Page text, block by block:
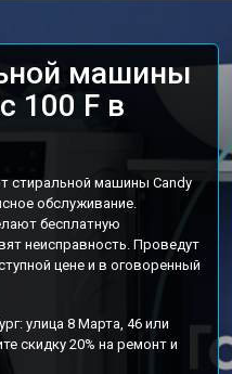
машины
100 F в
стиральной машины Candy
обслуживание.
бесплатную
неисправность. Проведут
цене и в оговоренный
улица 8 Марта, 46 или
скидку 20% на ремонт и